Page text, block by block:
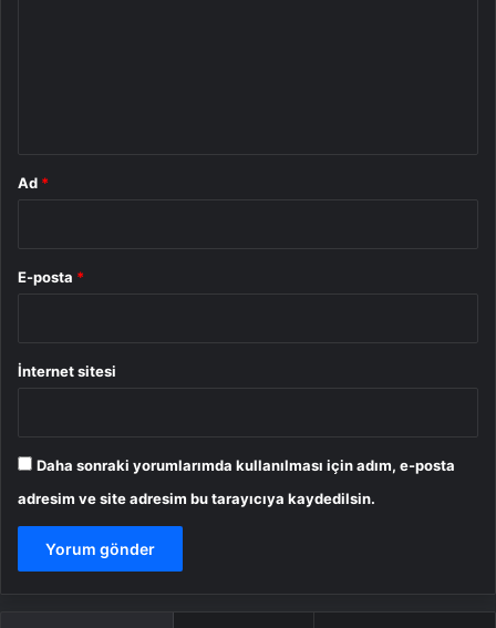
Ad *
E-posta *
İnternet sitesi
Daha sonraki yorumlarımda kullanılması için adım, e-posta
adresim ve site adresim bu tarayıcıya kaydedilsin.